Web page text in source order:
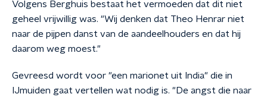
Volgens Berghuis bestaat het vermoeden dat dit niet
geheel vrijwillig was. "Wij denken dat Theo Henrar niet
naar de pijpen danst van de aandeelhouders en dat hij
daarom weg moest."
Gevreesd wordt voor "een marionet uit India" die in
IJmuiden gaat vertellen wat nodig is. "De angst die naar